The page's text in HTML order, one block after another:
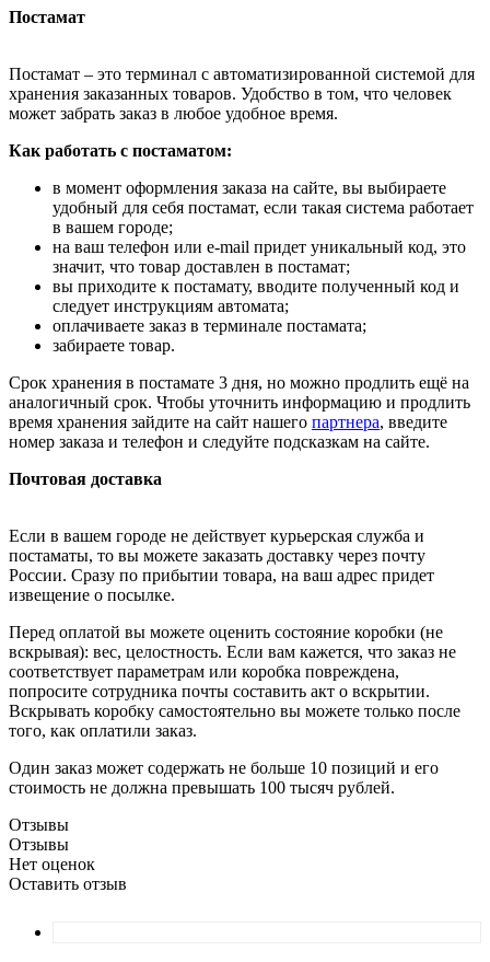
Постамат
Постамат – это терминал с автоматизированной системой для
хранения заказанных товаров. Удобство в том, что человек
может забрать заказ в любое удобное время.
Как работать с постаматом:
в момент оформления заказа на сайте, вы выбираете
удобный для себя постамат, если такая система работает
в вашем городе;
на ваш телефон или e-mail придет уникальный код, это
значит, что товар доставлен в постамат;
вы приходите к постамату, вводите полученный код и
следует инструкциям автомата;
оплачиваете заказ в терминале постамата;
забираете товар.
Срок хранения в постамате 3 дня, но можно продлить ещё на
аналогичный срок. Чтобы уточнить информацию и продлить
время хранения зайдите на сайт нашего партнера, введите
номер заказа и телефон и следуйте подсказкам на сайте.
Почтовая доставка
Если в вашем городе не действует курьерская служба и
постаматы, то вы можете заказать доставку через почту
России. Сразу по прибытии товара, на ваш адрес придет
извещение о посылке.
Перед оплатой вы можете оценить состояние коробки (не
вскрывая): вес, целостность. Если вам кажется, что заказ не
соответствует параметрам или коробка повреждена,
попросите сотрудника почты составить акт о вскрытии.
Вскрывать коробку самостоятельно вы можете только после
того, как оплатили заказ.
Один заказ может содержать не больше 10 позиций и его
стоимость не должна превышать 100 тысяч рублей.
Отзывы
Отзывы
Нет оценок
Оставить отзыв